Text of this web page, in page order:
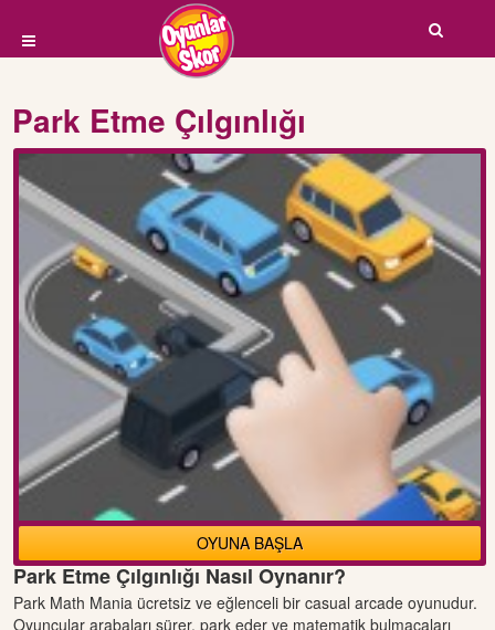
Park Etme Çılgınlığı
OYUNA BAŞLA
Park Etme Çılgınlığı Nasıl Oynanır?
Park Math Mania ücretsiz ve eğlenceli bir casual arcade oyunudur.
Oyuncular arabaları sürer, park eder ve matematik bulmacaları